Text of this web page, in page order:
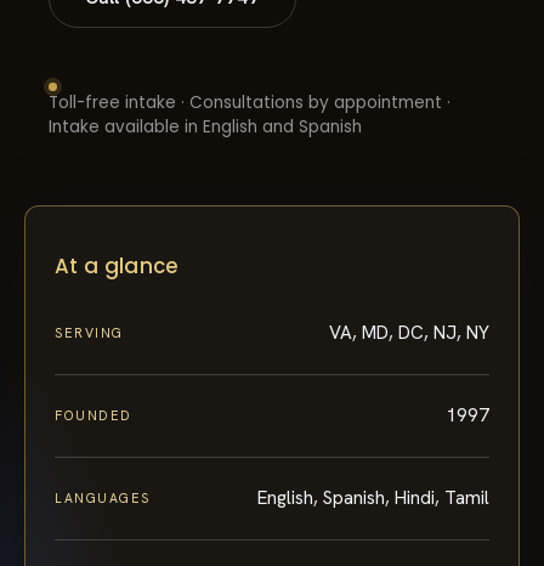
Toll-free intake · Consultations by appointment ·
Intake available in English and Spanish
At a glance
SERVING VA, MD, DC, NJ, NY
FOUNDED 1997
LANGUAGES English, Spanish, Hindi, Tamil